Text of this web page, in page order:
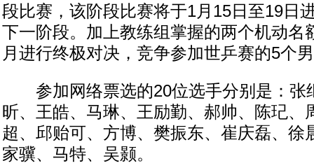
段比赛，该阶段比赛将于1月15日至19日
下一阶段。加上教练组掌握的两个机动名
月进行终极对决，竞争参加世乒赛的5个
参加网络票选的20位选手分别是：张
昕、王皓、马琳、王励勤、郝帅、陈玘、
超、邱贻可、方博、樊振东、崔庆磊、徐
家骥、马特、吴颢。